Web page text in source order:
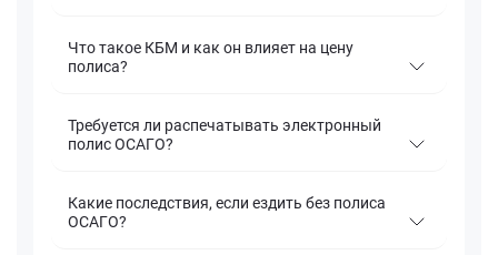
Что такое КБМ и как он влияет на цену
полиса?
Требуется ли распечатывать электронный
полис ОСАГО?
Какие последствия, если ездить без полиса
ОСАГО?